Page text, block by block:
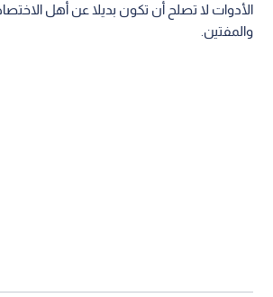
الأدوات لا تصلح أن تكون بديلا عن أهل
والمفتين.